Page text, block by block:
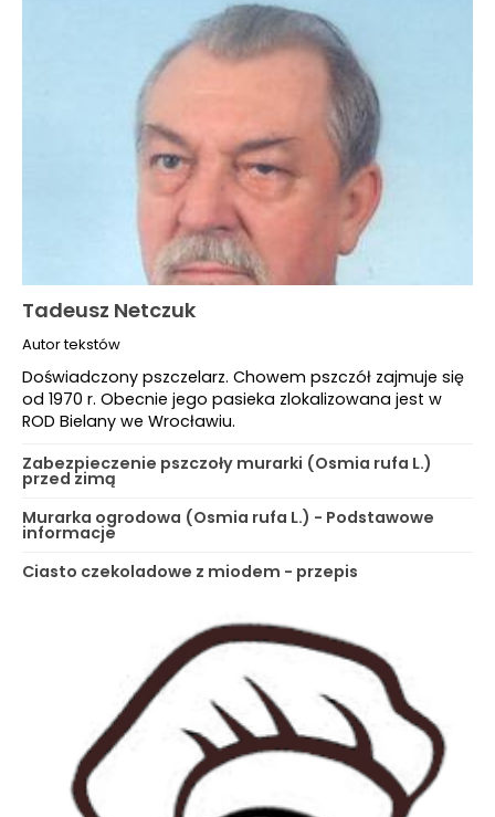
Tadeusz Netczuk
Autor tekstów
Doświadczony pszczelarz. Chowem pszczół zajmuje się
od 1970 r. Obecnie jego pasieka zlokalizowana jest w
ROD Bielany we Wrocławiu.
Zabezpieczenie pszczoły murarki (Osmia rufa L.)
przed zimą
Murarka ogrodowa (Osmia rufa L.) - Podstawowe
informacje
Ciasto czekoladowe z miodem - przepis